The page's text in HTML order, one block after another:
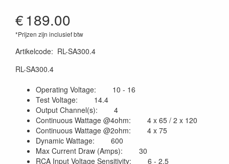
€189.00
*Prijzen zijn inclusief btw
Artikelcode: RL-SA300.4
RL-SA300.4
Operating Voltage: 10 - 16
Test Voltage: 14.4
Output Channel(s): 4
Continuous Wattage @4ohm: 4 x 65 / 2 x 120
Continuous Wattage @2ohm: 4 x 75
Dynamic Wattage: 600
Max Current Draw (Amps): 30
RCA Input Voltage Sensitivity: 6 - 2.5